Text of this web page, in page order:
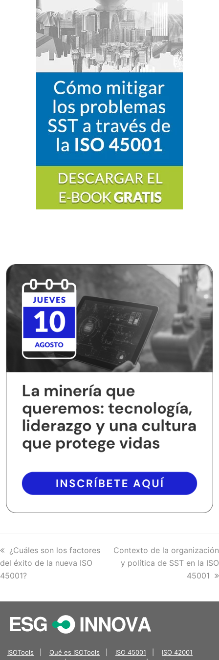
previous
post:
¿Cuáles son los factores
del éxito de la nueva ISO
45001?
next
post:
Contexto de la organización
y política de SST en la ISO
45001
ISOTools Qué es ISOTools ISO 45001
ISO 42001